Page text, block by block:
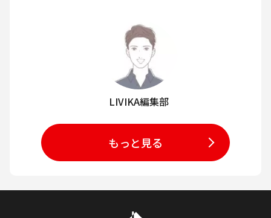
LIVIKA編集部
もっと見る